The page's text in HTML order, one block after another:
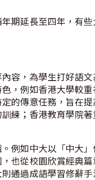
期延長至四年，有
容，為學生打好語
，例如香港大學較
的傳意任務，旨在
練；香港教育學院著
例如中大以「中大
也從校園欣賞經典篇
通過成語學習修辭手